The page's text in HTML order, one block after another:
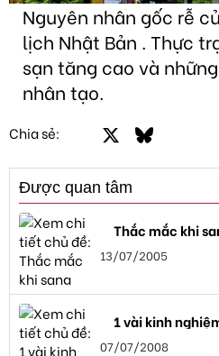
Nguyên nhân gốc rễ
lịch Nhật Bản . Thực
sạn tăng cao và
nhân tạo.
Chia sẻ: FacebookBluesky
Được quan tâm
Thắc mắc khi
13/07/2005
1 vài kinh
07/07/2008